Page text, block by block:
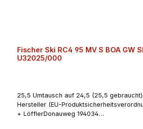
Fischer Ski RC4 95 MV S BOA GW
U32025/000
25,5 Umtausch auf 24,5 (25,5 gebraucht)Angaben zum
Hersteller (EU-
+ LöfflerDonauweg 194034